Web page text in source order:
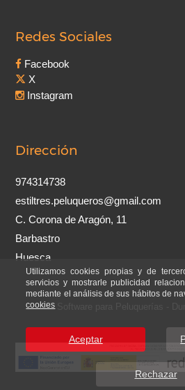
Redes Sociales
Facebook
X
Instagram
Dirección
974314738
estiltres.peluqueros@gmail.com
C. Corona de Aragón, 11
Barbastro
Huesca
Utilizamos cookies propias y de
servicios y mostrarle publicidad
mediante el análisis de sus hábitos de
cookies
Aceptar
Rechazar